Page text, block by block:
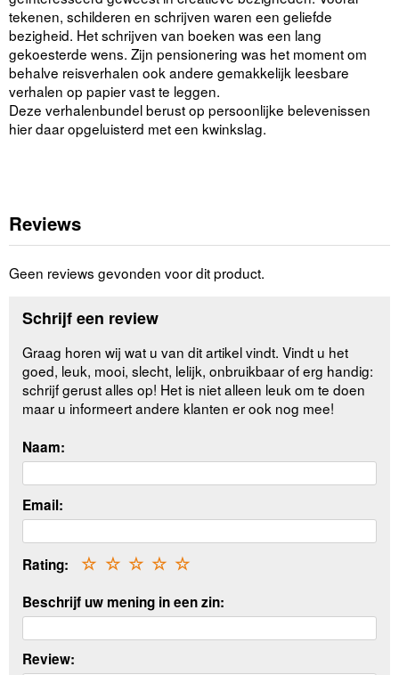
tekenen, schilderen en schrijven waren een geliefde
bezigheid. Het schrijven van boeken was een lang
gekoesterde wens. Zijn pensionering was het moment om
behalve reisverhalen ook andere gemakkelijk leesbare
verhalen op papier vast te leggen.
Deze verhalenbundel berust op persoonlijke belevenissen
hier daar opgeluisterd met een kwinkslag.
Reviews
Geen reviews gevonden voor dit product.
Schrijf een review
Graag horen wij wat u van dit artikel vindt. Vindt u het
goed, leuk, mooi, slecht, lelijk, onbruikbaar of erg handig:
schrijf gerust alles op! Het is niet alleen leuk om te doen
maar u informeert andere klanten er ook nog mee!
Naam:
Email:
Rating: ☆
☆
☆
☆
☆
Beschrijf uw mening in een zin:
Review: